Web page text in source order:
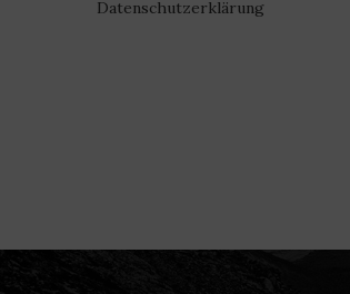
Datenschutzerklärung